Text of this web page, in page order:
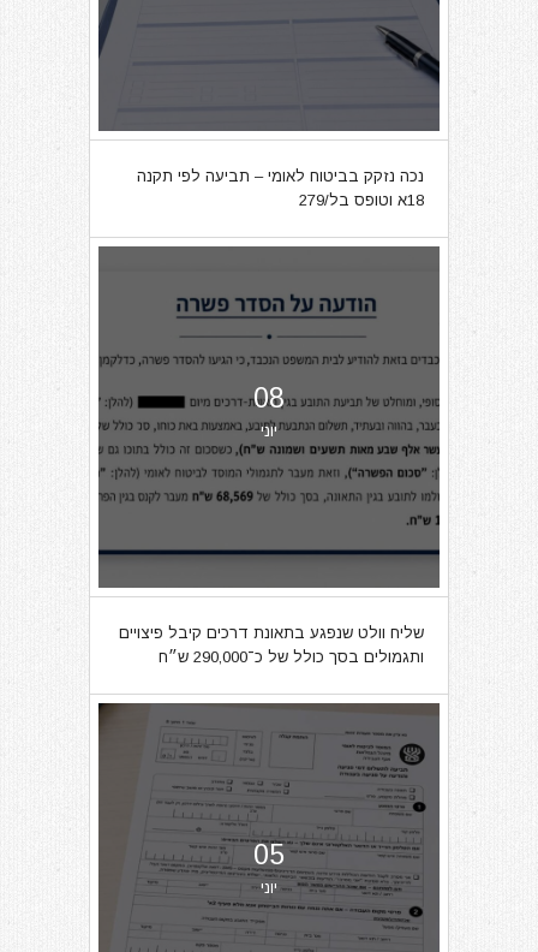
נכה נזקק בביטוח לאומי – תביעה לפי תקנה
18א וטופס בל/279
08
יוני
שליח וולט שנפגע בתאונת דרכים קיבל פיצויים
ותגמולים בסך כולל של כ־290,000 ש״ח
05
יוני